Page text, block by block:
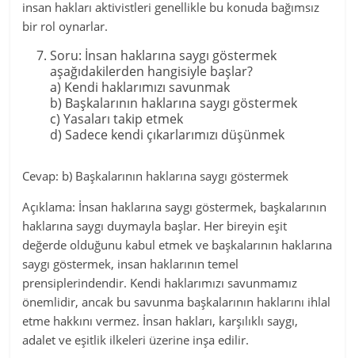
insan hakları aktivistleri genellikle bu konuda bağımsız
bir rol oynarlar.
Soru: İnsan haklarına saygı göstermek
aşağıdakilerden hangisiyle başlar?
a) Kendi haklarımızı savunmak
b) Başkalarının haklarına saygı göstermek
c) Yasaları takip etmek
d) Sadece kendi çıkarlarımızı düşünmek
Cevap: b) Başkalarının haklarına saygı göstermek
Açıklama: İnsan haklarına saygı göstermek, başkalarının
haklarına saygı duymayla başlar. Her bireyin eşit
değerde olduğunu kabul etmek ve başkalarının haklarına
saygı göstermek, insan haklarının temel
prensiplerindendir. Kendi haklarımızı savunmamız
önemlidir, ancak bu savunma başkalarının haklarını ihlal
etme hakkını vermez. İnsan hakları, karşılıklı saygı,
adalet ve eşitlik ilkeleri üzerine inşa edilir.